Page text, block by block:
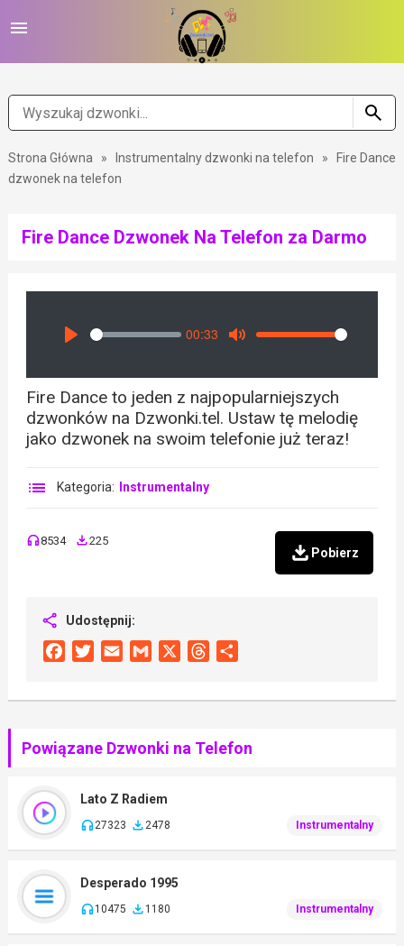
Strona Główna » Instrumentalny dzwonki na telefon »
Fire Dance
dzwonek na telefon
Fire Dance Dzwonek Na Telefon za Darmo
Seek
00:33
Volume
Fire Dance to jeden z najpopularniejszych
dzwonków na Dzwonki.tel. Ustaw tę melodię
jako dzwonek na swoim telefonie już teraz!
Kategoria: Instrumentalny
8534 225
Pobierz
Udostępnij:
FacebookTwitterEmail Gmail Threads
Powiązane Dzwonki na Telefon
Lato Z Radiem
27323 2478 Instrumentalny
Desperado 1995
10475 1180 Instrumentalny